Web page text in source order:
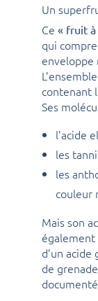
Un
Ce « fruit
qui
enveloppe
contenant
Ses
l’acide
les
les
couleur
Mais son
également
d’un
de